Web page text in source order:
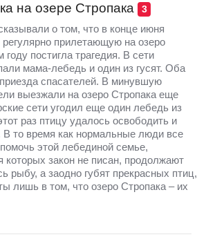
на озере Стропака
3
о том, что в конце июня
прилетающую на озеро
году постигла трагедия. В сети
мама-лебедь и один из гусят. Оба
спасателей. В минувшую
выезжали на озеро Стропака еще
сети угодил еще один лебедь из
раз птицу удалось освободить и
В то время как нормальные люди все
этой лебединой семье,
которых закон не писан, продолжают
рыбу, а заодно губят прекрасных птиц,
лишь в том, что озеро Стропака – их